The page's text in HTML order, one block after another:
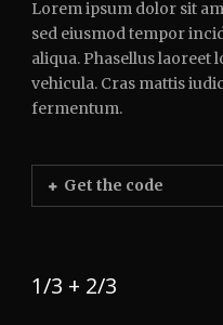
Lorem ipsum dolor sit
sed eiusmod tempor
aliqua. Phasellus laoreet
vehicula. Cras mattis
fermentum.
Get the code
1/3 + 2/3